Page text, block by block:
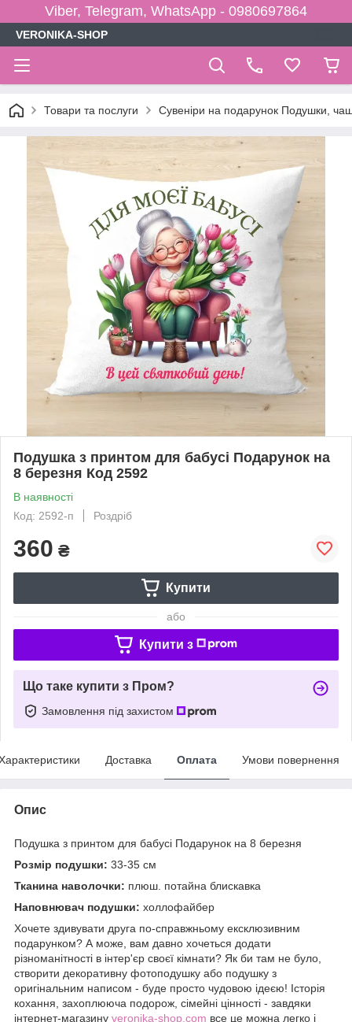
Viber, Telegram, WhatsApp - 0980697864
VERONIKA-SHOP
Товари та послуги Сувеніри на подарунок Подушки,
Подушка з принтом для бабусі Подарунок на
8 березня Код 2592
В наявності
Код: 2592-п
Роздріб
360 ₴
Купити
або
Купити з
Що таке купити з Пром?
Замовлення під захистом
Доставка Оплата Умови повернення
Опис
Подушка з принтом для бабусі Подарунок на 8 березня
Розмір подушки: 33-35 см
Тканина наволочки: плюш. потайна блискавка
Наповнювач подушки: холлофайбер
Хочете здивувати друга по-справжньому ексклюзивним
подарунком? А може, вам давно хочеться додати
різноманітності в інтер'єр своєї кімнати? Як би там не було,
створити декоративну фотоподушку або подушку з
оригінальним написом - буде просто чудовою ідеєю! Історія
кохання, захоплююча подорож, сімейні цінності - завдяки
інтернет-магазину veronika-shop.com все це можна легко і